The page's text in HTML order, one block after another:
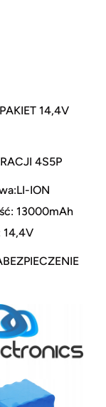
14,4V
4S5P
ION
13000mAh
14,4V